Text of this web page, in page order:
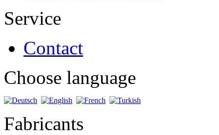
Service
Contact
Choose language
Fabricants